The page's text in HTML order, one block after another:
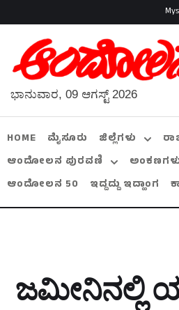
ಭಾನುವಾರ, 09 ಆಗಸ್ಟ್ 2026
HOME ಮೈಸೂರು ಜಿಲ್ಲೆಗಳು
ಆಂದೋಲನ ಪುರವಣಿ
ಆಂದೋಲನ 50
ಇದ್ದದ್ದು ಇದ್ಹಾಂಗ
ಜಮೀನಿನಲ್ಲಿ